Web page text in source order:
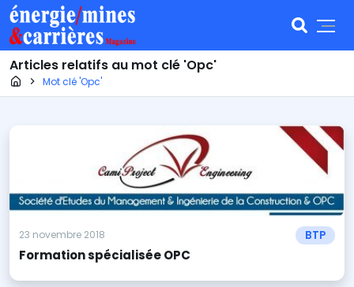
Articles relatifs au mot clé 'Opc'
Page d'accueil
Mot clé 'Opc'
23 novembre 2018 BTP
Formation spécialisée OPC